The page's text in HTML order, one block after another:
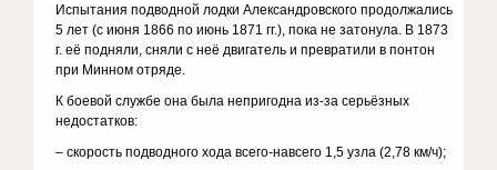
Испытания подводной лодки Александровского продолжались
5 лет (с июня 1866 по июнь 1871 гг.), пока не затонула. В 1873
г. её подняли, сняли с неё двигатель и превратили в понтон
при Минном отряде.
К боевой службе она была непригодна из-за серьёзных
недостатков:
– скорость подводного хода всего-навсего 1,5 узла (2,78 км/ч);